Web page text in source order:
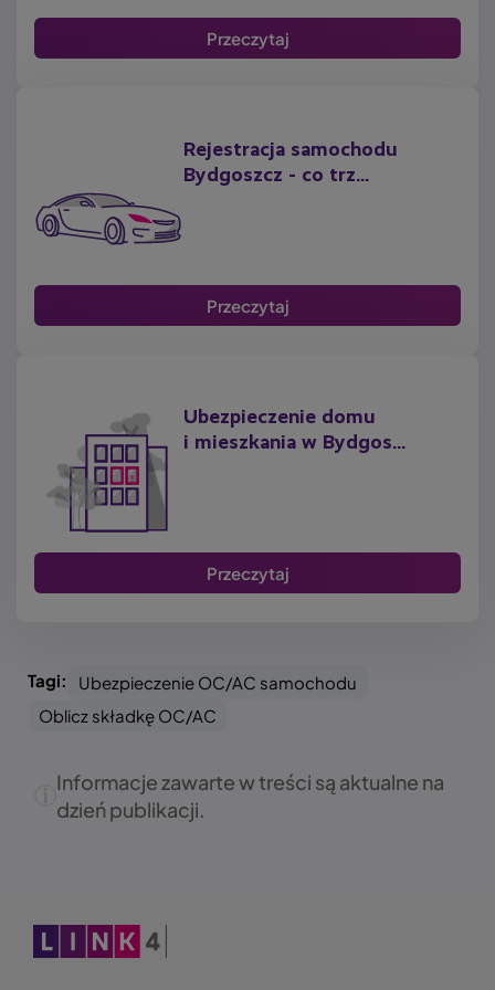
Przeczytaj
Rejestracja samochodu
Bydgoszcz - co trz...
Przeczytaj
Ubezpieczenie domu
i mieszkania w Bydgos...
Przeczytaj
Tagi:
Ubezpieczenie OC/AC samochodu
Oblicz składkę OC/AC
Informacje zawarte w treści są aktualne na
dzień publikacji.
Obraz